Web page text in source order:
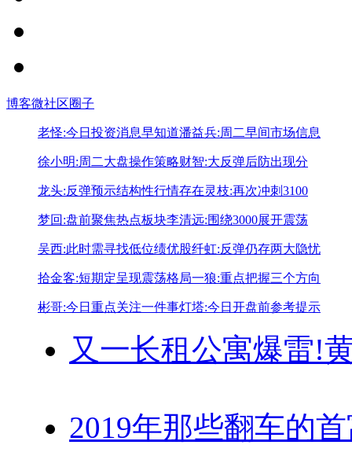
博客微社区圈子
老怪:今日投资消息早知道潘益兵:周二早间市场信息
徐小明:周二大盘操作策略财智:大反弹后防出现分
龙头:反弹预示结构性行情存在灵枝:再次冲刺3100
梦回:盘前聚焦热点板块李清远:围绕3000展开震荡
吴西:此时需寻找低位绩优股纤虹:反弹仍存两大隐忧
拾金客:短期定呈现震荡格局一狼:重点把握三个方向
彬哥:今日重点关注一件事灯塔:今日开盘前参考提示
又一长租公寓爆雷!
2019年那些翻车的